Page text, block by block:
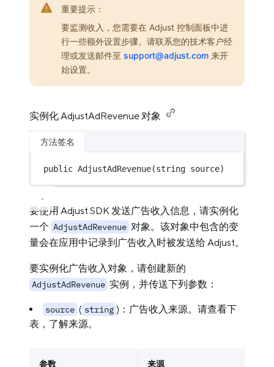
重要提示：
要监测收入，您需要在 Adjust 控制面板中进
行一些额外设置步骤。请联系您的技术客户经
理或发送邮件至 support@adjust.com 来开
始设置。
实例化 AdjustAdRevenue 对象
方法签名
public AdjustAdRevenue(string source)
要使用 Adjust SDK 发送广告收入信息，请实例化
一个 AdjustAdRevenue 对象。该对象中包含的变
量会在应用中记录到广告收入时被发送给 Adjust。
要实例化广告收入对象，请创建新的
AdjustAdRevenue 实例，并传送下列参数：
source ( string )：广告收入来源。请查看下
表，了解来源。
参数 来源